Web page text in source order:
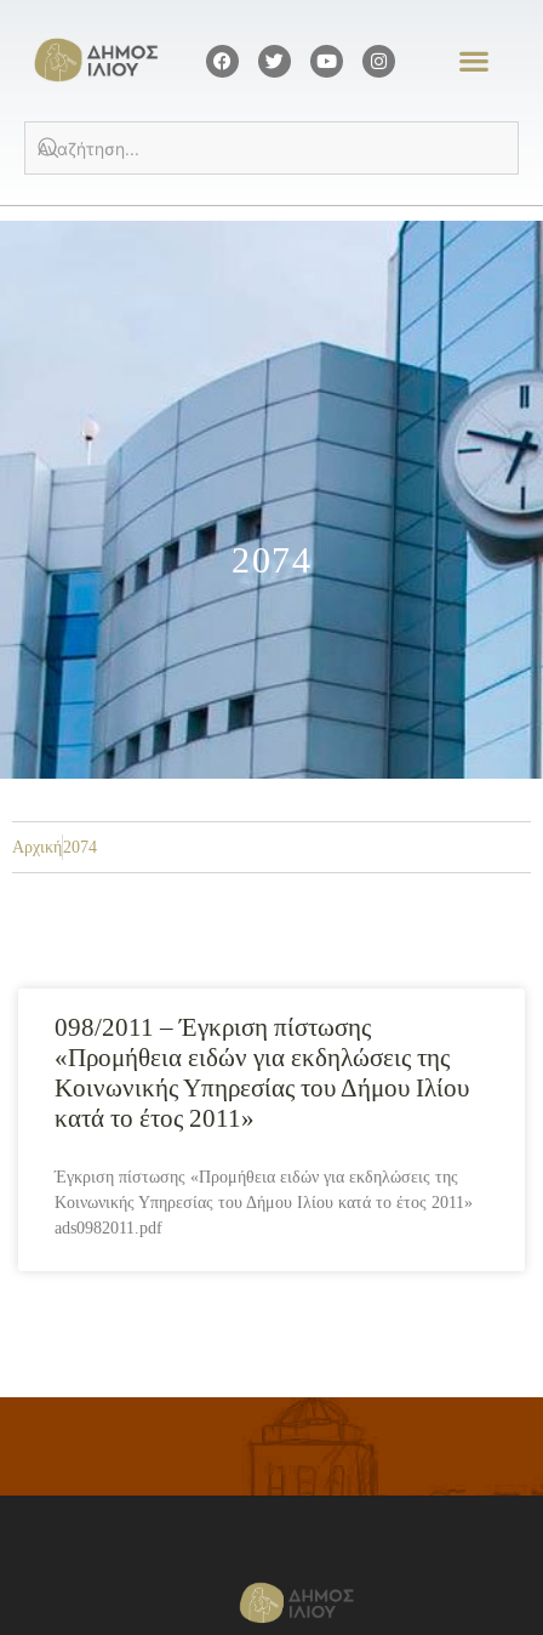
2074
Αρχική2074
098/2011 – Έγκριση πίστωσης
«Προμήθεια ειδών για εκδηλώσεις της
Κοινωνικής Υπηρεσίας του Δήμου Ιλίου
κατά το έτος 2011»
Έγκριση πίστωσης «Προμήθεια ειδών για εκδηλώσεις της
Κοινωνικής Υπηρεσίας του Δήμου Ιλίου κατά το έτος 2011»
ads0982011.pdf